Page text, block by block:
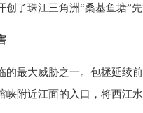
了珠江三角洲“桑基鱼塘”
的最大威胁之一。包拯延续
峡附近江面的入口，将西江